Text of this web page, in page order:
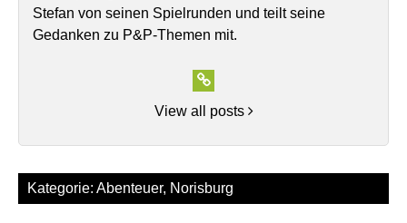
Stefan von seinen Spielrunden und teilt seine
Gedanken zu P&P-Themen mit.
View all posts
Kategorie: Abenteuer, Norisburg